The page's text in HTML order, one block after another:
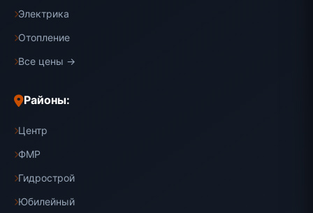
Электрика
Отопление
Все цены →
Районы:
Центр
ФМР
Гидрострой
Юбилейный